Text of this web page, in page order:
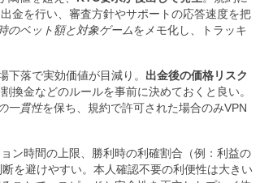
金を行い、審査方針やサポートの応答速度を把
のベット額と対象ゲームをメモ化し、トラッキ
落で実効価値が目減り。 出金後の価格リスク
換金などのルールを事前に決めておくと良い。
一貫性を保ち、規約で許可された場合のみVPN
ン時間の上限、勝利時の利確割合（例：利益の
を避けやすい。本人確認不要の利便性は大きい